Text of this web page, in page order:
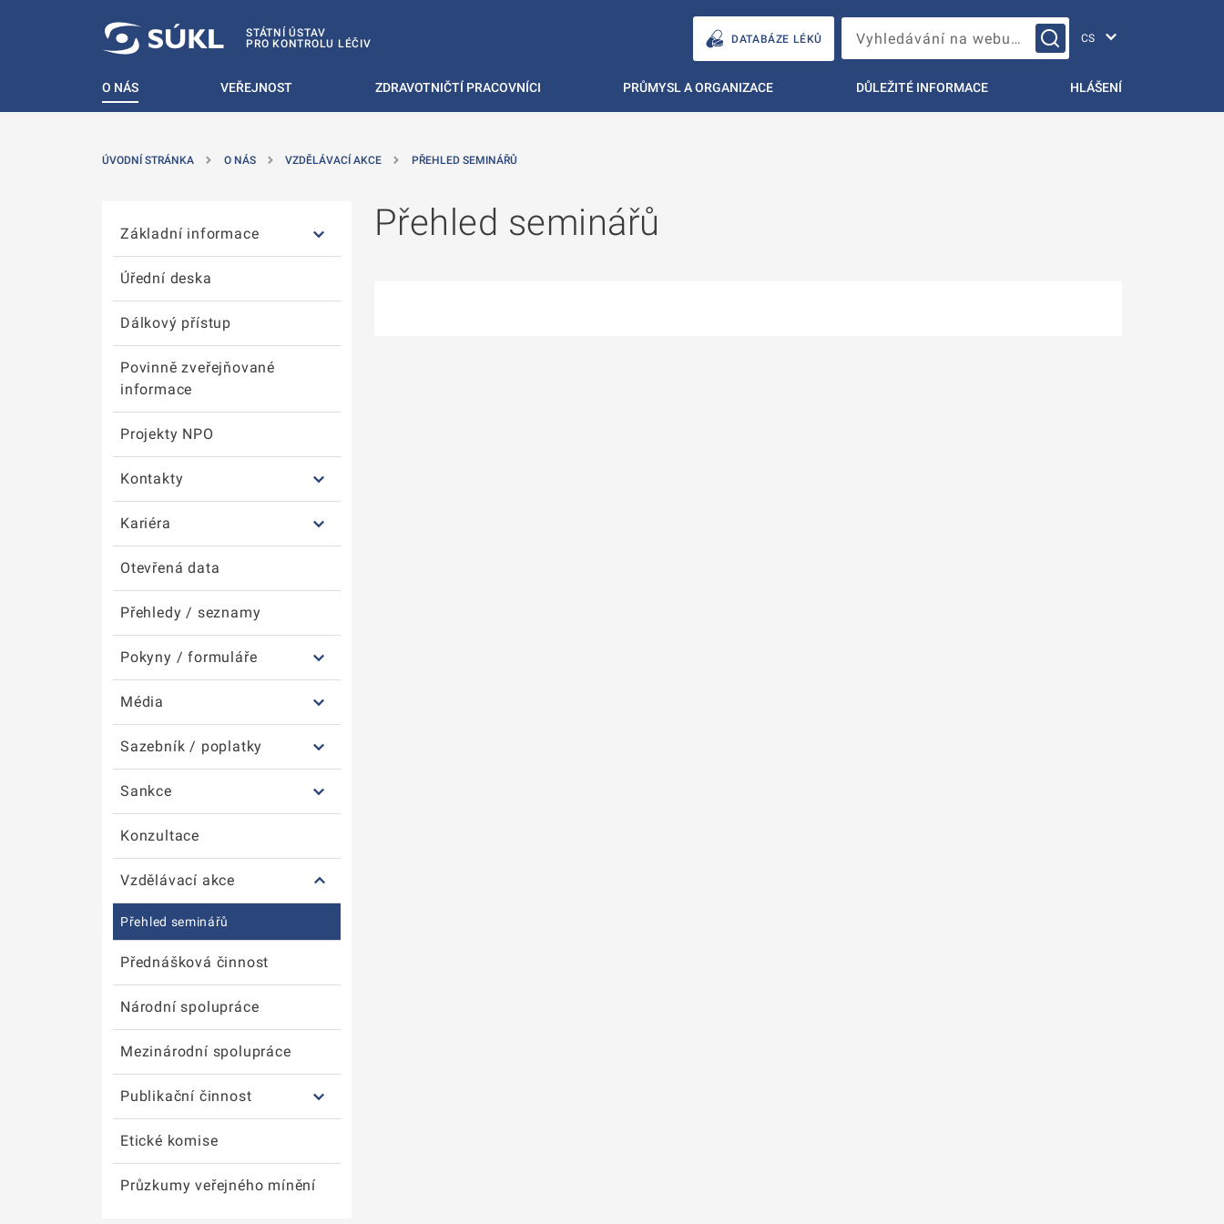
STÁTNÍ ÚSTAV
PRO KONTROLU LÉČIV
DATABÁZE LÉKŮ Vyhledávání na webu…
O NÁS VEŘEJNOST ZDRAVOTNIČTÍ PRACOVNÍCI PRŮMYSL A ORGANIZACE DŮLEŽITÉ INFORMACE HLÁŠENÍ
ÚVODNÍ STRÁNKA O NÁS VZDĚLÁVACÍ AKCE PŘEHLED SEMINÁŘŮ
Základní informace
Úřední deska
Dálkový přístup
Povinně zveřejňované
informace
Projekty NPO
Kontakty
Kariéra
Otevřená data
Přehledy / seznamy
Pokyny / formuláře
Média
Sazebník / poplatky
Sankce
Konzultace
Vzdělávací akce
Přehled seminářů
Přednášková činnost
Národní spolupráce
Mezinárodní spolupráce
Publikační činnost
Etické komise
Průzkumy veřejného mínění
Přehled seminářů